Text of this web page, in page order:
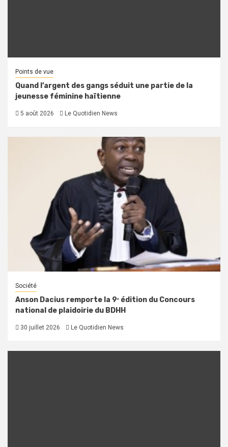
Points de vue
Quand l’argent des gangs séduit une partie de la
jeunesse féminine haïtienne
5 août 2026 Le Quotidien News
Société
Anson Dacius remporte la 9ᵉ édition du Concours
national de plaidoirie du BDHH
30 juillet 2026 Le Quotidien News